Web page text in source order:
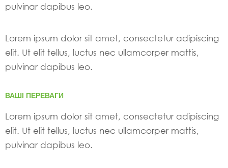
pulvinar dapibus leo.
Lorem ipsum dolor sit amet, consectetur adipiscing
elit. Ut elit tellus, luctus nec ullamcorper mattis,
pulvinar dapibus leo.
ВАШІ ПЕРЕВАГИ
Lorem ipsum dolor sit amet, consectetur adipiscing
elit. Ut elit tellus, luctus nec ullamcorper mattis,
pulvinar dapibus leo.